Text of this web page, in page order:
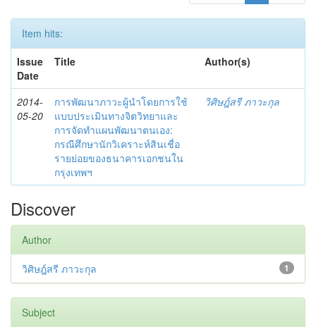
Item hits:
Issue
Date
Title Author(s)
2014-
05-20
การพัฒนาภาวะผู้นำโดยการใช้
แบบประเมินทางจิตวิทยาและ
การจัดทำแผนพัฒนาตนเอง:
กรณีศึกษานักวิเคราะห์สินเชื่อ
รายย่อยของธนาคารเอกชนใน
กรุงเทพฯ
วิศิษฎ์สรี ภาวะกุล
Discover
Author
1
วิศิษฎ์สรี ภาวะกุล
Subject